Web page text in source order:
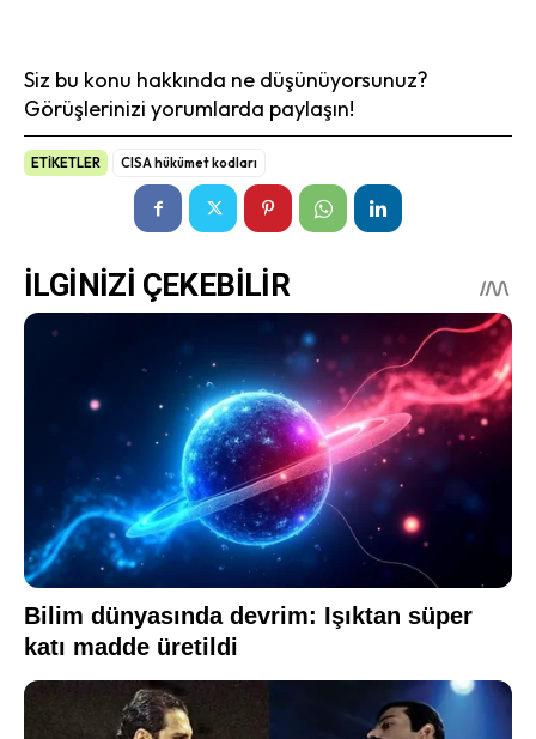
Siz bu konu hakkında ne düşünüyorsunuz?
Görüşlerinizi yorumlarda paylaşın!
ETİKETLER CISA hükümet kodları